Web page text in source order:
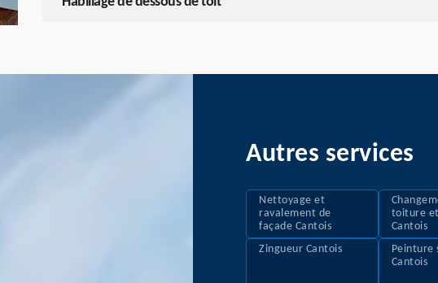
Autres services
Nettoyage et
ravalement de
façade Cantois
toiture
Cantois
Zingueur Cantois
Peinture
Cantois